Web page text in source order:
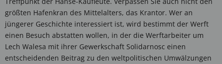
größten Hafenkran des Mittelalters, das Krantor. Wer an
jüngerer Geschichte interessiert ist, wird bestimmt der Werft
einen Besuch abstatten wollen, in der die Werftarbeiter um
Lech Walesa mit ihrer Gewerkschaft Solidarnosc einen
entscheidenden Beitrag zu den weltpolitischen Umwälzungen